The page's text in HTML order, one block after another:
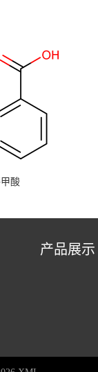
酸
产品展示